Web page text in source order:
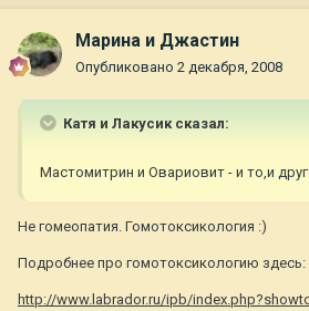
Марина и Джастин
Опубликовано 2 декабря, 2008
Катя и Лакусик сказал:
Мастомитрин и Овариовит - и то,и
Не гомеопатия. Гомотоксикология :)
Подробнее про гомотоксикологию здесь:
http://www.labrador.ru/ipb/